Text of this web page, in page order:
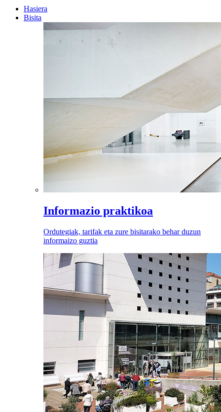
Hasiera
Bisita
Informazio praktikoa
Ordutegiak, tarifak eta zure bisitarako behar duzun
informaizo guztia